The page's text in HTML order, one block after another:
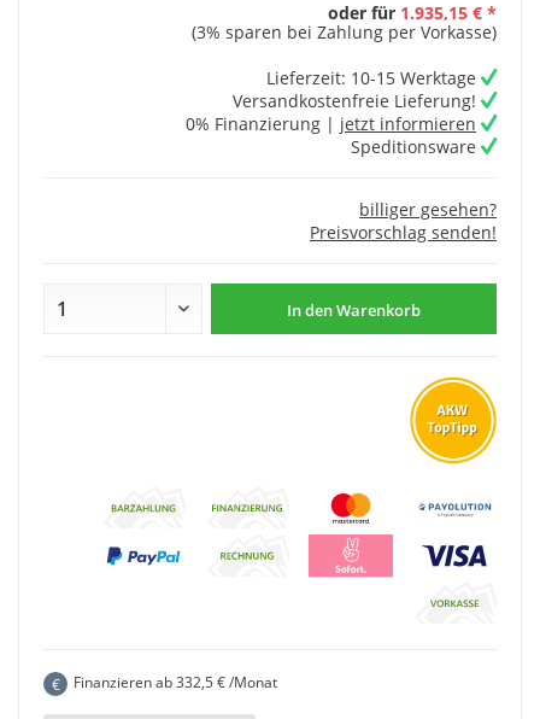
oder für 1.935,15 € *
(3% sparen bei Zahlung per Vorkasse)
Lieferzeit: 10-15 Werktage
Versandkostenfreie Lieferung!
0% Finanzierung | jetzt informieren
Speditionsware
billiger gesehen?
Preisvorschlag senden!
In denWarenkorb
€ Finanzieren ab332,5 € /Monat